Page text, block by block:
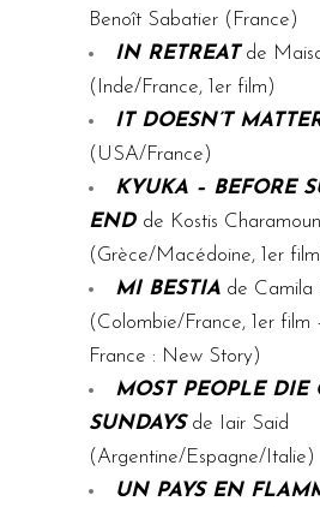
Benoît Sabatier (France)
IN RETREAT de
(Inde/France, 1er film)
IT DOESN’T
(USA/France)
KYUKA – BEFORE
END de Kostis
(Grèce/Macédoine, 1er
MI BESTIA de Camila
(Colombie/France, 1er film
France : New Story)
MOST PEOPLE DIE
SUNDAYSde Iair Said
(Argentine/Espagne/Italie)
UN PAYS EN